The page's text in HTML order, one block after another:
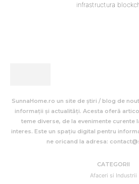
infrastructura
SunnaHome.ro un site de știri / blog de
informații și actualități. Acesta oferă
teme diverse, de la evenimente curente
interes. Este un spațiu digital pentru
ne oricand la adresa:
CATEGORII
Afaceri si Industrii